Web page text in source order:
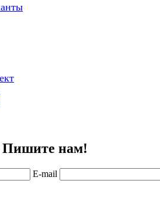
Пишите нам!
E-mail